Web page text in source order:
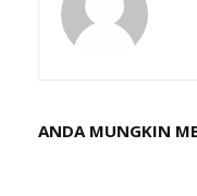
ANDA MUNGKIN